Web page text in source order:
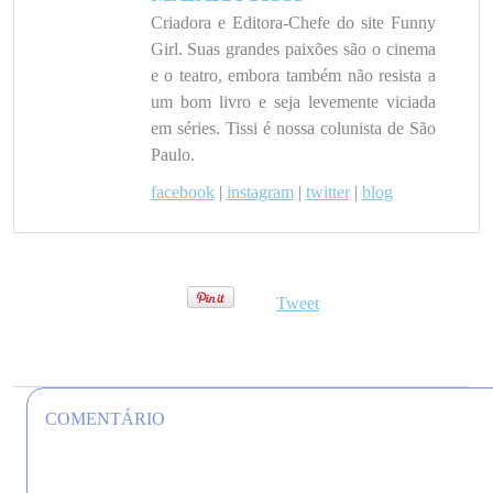
Criadora e Editora-Chefe do site Funny
Girl. Suas grandes paixões são o cinema
e o teatro, embora também não resista a
um bom livro e seja levemente viciada
em séries. Tissi é nossa colunista de São
Paulo.
facebook| instagram| twitter| blog
Tweet